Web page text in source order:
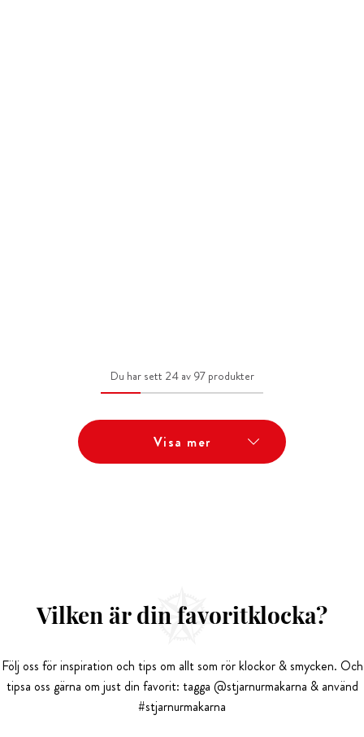
Du har sett 24 av 97 produkter
Visa mer
Vilken är din favoritklocka?
Följ oss för inspiration och tips om allt som rör klockor & smycken. Och
tipsa oss gärna om just din favorit: tagga @stjarnurmakarna & använd
#stjarnurmakarna